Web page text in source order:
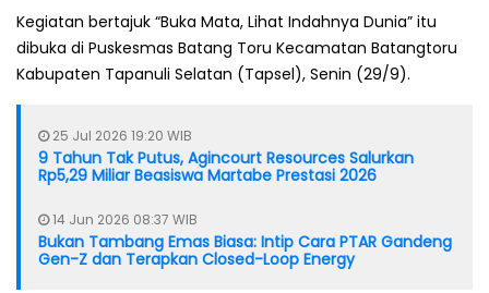
Kegiatan bertajuk “Buka Mata, Lihat Indahnya Dunia” itu
dibuka di Puskesmas Batang Toru Kecamatan Batangtoru
Kabupaten Tapanuli Selatan (Tapsel), Senin (29/9).
25 Jul 2026 19:20 WIB
9 Tahun Tak Putus, Agincourt Resources Salurkan
Rp5,29 Miliar Beasiswa Martabe Prestasi 2026
14 Jun 2026 08:37 WIB
Bukan Tambang Emas Biasa: Intip Cara PTAR Gandeng
Gen-Z dan Terapkan Closed-Loop Energy